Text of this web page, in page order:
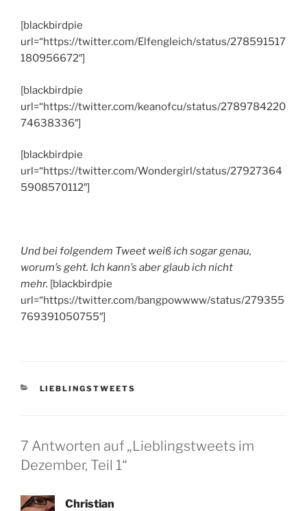
[blackbirdpie
url=“https://twitter.com/Elfengleich/status/278591517
180956672″]
[blackbirdpie
url=“https://twitter.com/keanofcu/status/2789784220
74638336″]
[blackbirdpie
url=“https://twitter.com/Wondergirl/status/27927364
5908570112″]
Und bei folgendem Tweet weiß ich sogar genau,
worum’s geht. Ich kann’s aber glaub ich nicht
mehr. [blackbirdpie
url=“https://twitter.com/bangpowwww/status/279355
769391050755″]
KATEGORIEN
LIEBLINGSTWEETS
7 Antworten auf „Lieblingstweets im
Dezember, Teil 1“
Christian